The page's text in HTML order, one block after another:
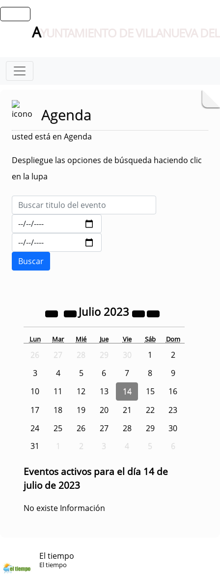
AYUNTAMIENTO DE VILLANUEVA
Agenda
usted está en Agenda
Despliegue las opciones de búsqueda haciendo clic
en la lupa
Julio 2023
Lun Mar Mié Jue Vie Sáb Dom
26 27 28 29 30 1
2
3
4 5 6 7 8
9
10
11 12 13 14 15
16
17
18 19 20 21 22
23
24
25 26 27 28 29
30
31
1 2 3 4 5 6
Eventos activos para el día 14 de
julio de 2023
No existe Información
El tiempo
El tiempo